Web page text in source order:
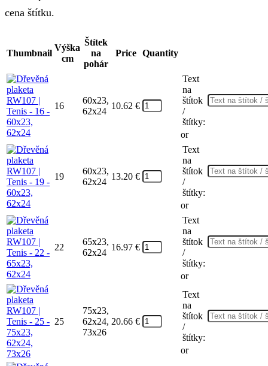
cena štítku.
Thumbnail
Výška
cm
Štítek
na
pohár
Price Quantity
16
60x23,
62x24
10.62 €
Text
na
štítok
/
štítky:
or
19
60x23,
62x24
13.20 €
Text
na
štítok
/
štítky:
or
22
65x23,
62x24
16.97 €
Text
na
štítok
/
štítky:
or
25
75x23,
62x24,
73x26
20.66 €
Text
na
štítok
/
štítky:
or